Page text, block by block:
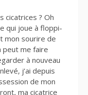
cicatrices ? Oh
qui joue à floppi-
mon sourire de
peut me faire
à nouveau
j’ai depuis
de mon
ma cicatrice